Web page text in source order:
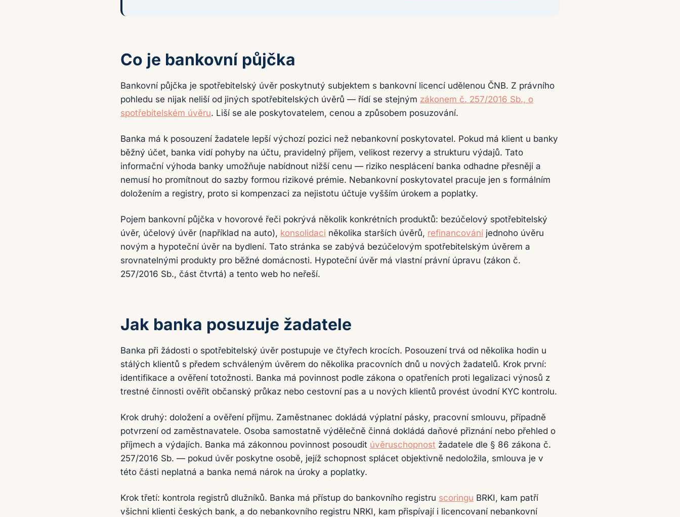
Co je bankovní půjčka
Bankovní půjčka je spotřebitelský úvěr poskytnutý subjektem s bankovní licencí udělenou ČNB. Z právního
pohledu se nijak neliší od jiných spotřebitelských úvěrů — řídí se stejným zákonem č. 257/2016 Sb., o
spotřebitelském úvěru. Liší se ale poskytovatelem, cenou a způsobem posuzování.
Banka má k posouzení žadatele lepší výchozí pozici než nebankovní poskytovatel. Pokud má klient u banky
běžný účet, banka vidí pohyby na účtu, pravidelný příjem, velikost rezervy a strukturu výdajů. Tato
informační výhoda banky umožňuje nabídnout nižší cenu — riziko nesplácení banka odhadne přesněji a
nemusí ho promítnout do sazby formou rizikové prémie. Nebankovní poskytovatel pracuje jen s formálním
doložením a registry, proto si kompenzaci za nejistotu účtuje vyšším úrokem a poplatky.
Pojem bankovní půjčka v hovorové řeči pokrývá několik konkrétních produktů: bezúčelový spotřebitelský
úvěr, účelový úvěr (například na auto), konsolidaci několika starších úvěrů, refinancování jednoho úvěru
novým a hypoteční úvěr na bydlení. Tato stránka se zabývá bezúčelovým spotřebitelským úvěrem a
srovnatelnými produkty pro běžné domácnosti. Hypoteční úvěr má vlastní právní úpravu (zákon č.
257/2016 Sb., část čtvrtá) a tento web ho neřeší.
Jak banka posuzuje žadatele
Banka při žádosti o spotřebitelský úvěr postupuje ve čtyřech krocích. Posouzení trvá od několika hodin u
stálých klientů s předem schváleným úvěrem do několika pracovních dnů u nových žadatelů. Krok první:
identifikace a ověření totožnosti. Banka má povinnost podle zákona o opatřeních proti legalizaci výnosů z
trestné činnosti ověřit občanský průkaz nebo cestovní pas a u nových klientů provést úvodní KYC kontrolu.
Krok druhý: doložení a ověření příjmu. Zaměstnanec dokládá výplatní pásky, pracovní smlouvu, případně
potvrzení od zaměstnavatele. Osoba samostatně výdělečně činná dokládá daňové přiznání nebo přehled o
příjmech a výdajích. Banka má zákonnou povinnost posoudit úvěruschopnost žadatele dle § 86 zákona č.
257/2016 Sb. — pokud úvěr poskytne osobě, jejíž schopnost splácet objektivně nedoložila, smlouva je v
této části neplatná a banka nemá nárok na úroky a poplatky.
Krok třetí: kontrola registrů dlužníků. Banka má přístup do bankovního registru scoringu BRKI, kam patří
všichni klienti českých bank, a do nebankovního registru NRKI, kam přispívají i licencovaní nebankovní